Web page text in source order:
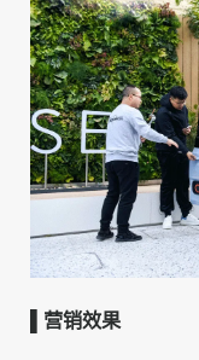
2）全行业第一个
多城联动直播，针
化呈现。通过直播
路径，同时大幅度
3）全网第一个直
设置标准赋能体系